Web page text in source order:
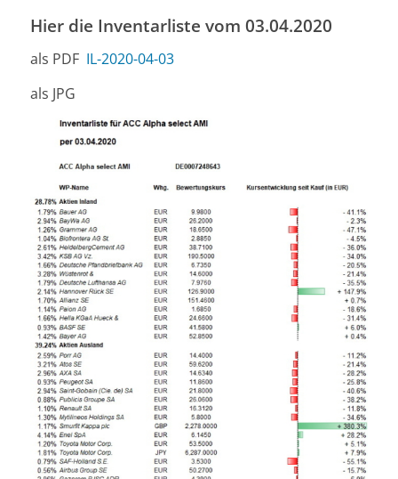
Hier die Inventarliste vom 03.04.2020
als PDF IL-2020-04-03
als JPG